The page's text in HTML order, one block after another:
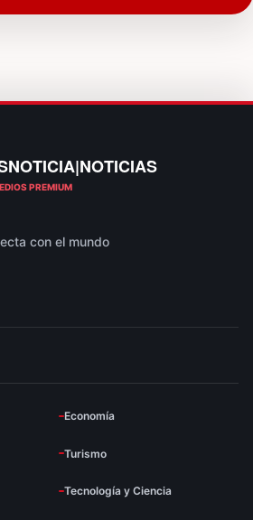
PREMIUM
con el mundo
Economía
Turismo
Tecnología y Ciencia